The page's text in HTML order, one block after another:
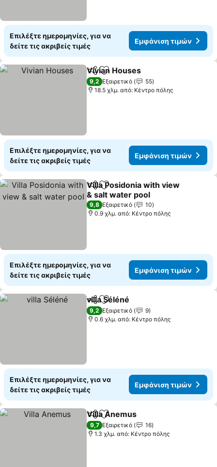
Επιλέξτε ημερομηνίες, για να
δείτε τις ακριβείς τιμές
Εμφάνιση τιμών
Κοινοποίηση
Προσθήκη στα αγαπημένα
Vivian Houses
9,2 Εξαιρετικό
55
18.5 χλμ. από: Κέντρο πόλης
Επιλέξτε ημερομηνίες, για να
δείτε τις ακριβείς τιμές
Εμφάνιση τιμών
Κοινοποίηση
Προσθήκη στα αγαπημένα
Villa Posidonia with view
& salt water pool
9,8 Εξαιρετικό
10
0.9 χλμ. από: Κέντρο πόλης
Επιλέξτε ημερομηνίες, για να
δείτε τις ακριβείς τιμές
Εμφάνιση τιμών
Κοινοποίηση
Προσθήκη στα αγαπημένα
villa Séléné
9,2 Εξαιρετικό
9
0.6 χλμ. από: Κέντρο πόλης
Επιλέξτε ημερομηνίες, για να
δείτε τις ακριβείς τιμές
Εμφάνιση τιμών
Κοινοποίηση
Προσθήκη στα αγαπημένα
Villa Anemus
9,7 Εξαιρετικό
16
1.3 χλμ. από: Κέντρο πόλης